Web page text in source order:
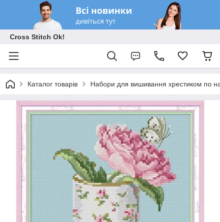
Cross Stitch Ok!
Каталог товарів Набори для вишивання хрестиком по